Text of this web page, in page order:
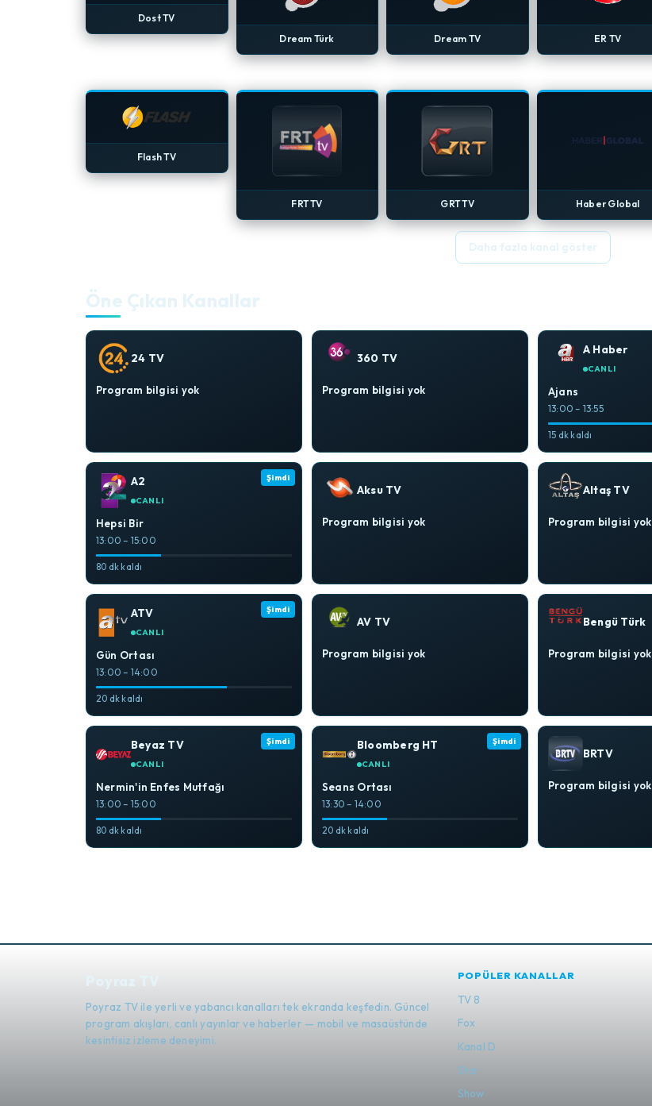
Dost TV
Dream Türk
Dream TV ER TV
Flash TV
FRT TV GRT TV Haber Global
Daha fazla kanal göster
Öne Çıkan Kanallar
24 TV
Program bilgisi yok
360 TV
Program bilgisi yok
A Haber
CANLI
Ajans
13:00 – 13:55
15 dk kaldı
Şimdi
A2
CANLI
Hepsi Bir
13:00 – 15:00
80 dk kaldı
Aksu TV
Program bilgisi yok
Altaş TV
Program bilgisi yok
Şimdi
ATV
CANLI
Gün Ortası
13:00 – 14:00
20 dk kaldı
AV TV
Program bilgisi yok
Bengü Türk
Program bilgisi yok
Şimdi
Beyaz TV
CANLI
Nermin'in Enfes Mutfağı
13:00 – 15:00
80 dk kaldı
Şimdi
Bloomberg HT
CANLI
Seans Ortası
13:30 – 14:00
20 dk kaldı
BRTV
Program bilgisi yok
Poyraz TV ile yerli ve yabancı kanalları tek ekranda keşfedin. Güncel
program akışları, canlı yayınlar ve haberler — mobil ve masaüstünde
kesintisiz izleme deneyimi.
POPÜLER KANALLAR
TV 8
Fox
Kanal D
Star
Show